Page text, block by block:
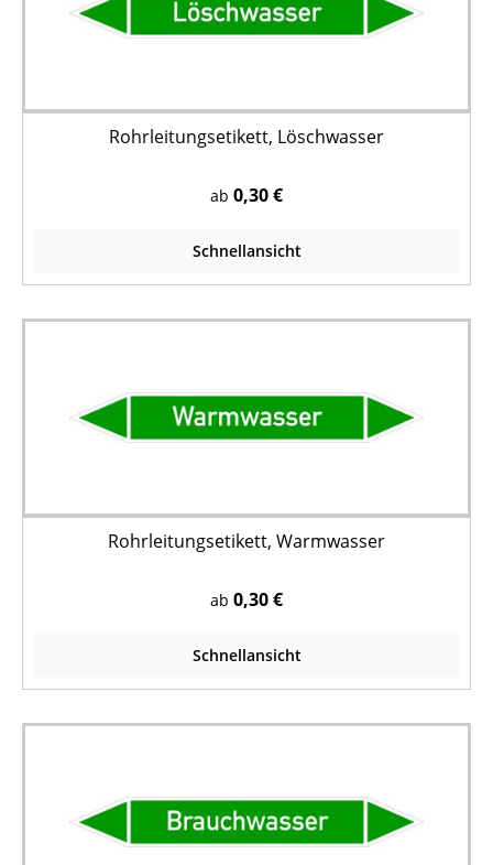
Rohrleitungsetikett, Löschwasser
ab 0,30 €
Schnellansicht
Rohrleitungsetikett, Warmwasser
ab 0,30 €
Schnellansicht